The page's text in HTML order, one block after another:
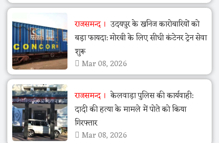
राजसमन्द
उदयपुर के खनिज कारोबारियों को
बड़ा फायदा: मोरबी के लिए सीधी कंटेनर ट्रेन सेवा
शुरू
Mar 08, 2026
राजसमन्द
केलवाड़ा पुलिस की कार्यवाही:
दादी की हत्या के मामले में पोते को किया
गिरफ्तार
Mar 08, 2026